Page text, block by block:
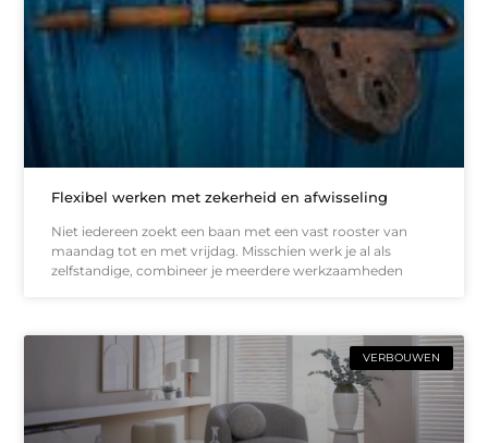
Flexibel werken met zekerheid en afwisseling
Niet iedereen zoekt een baan met een vast rooster van
maandag tot en met vrijdag. Misschien werk je al als
zelfstandige, combineer je meerdere werkzaamheden
VERBOUWEN